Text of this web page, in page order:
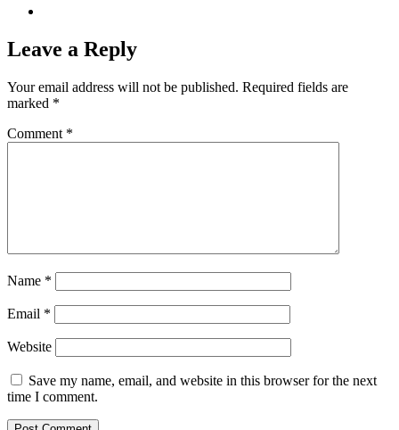
Leave a Reply
Your email address will not be published. Required fields are
marked *
Comment *
Name *
Email *
Website
Save my name, email, and website in this browser for the next
time I comment.